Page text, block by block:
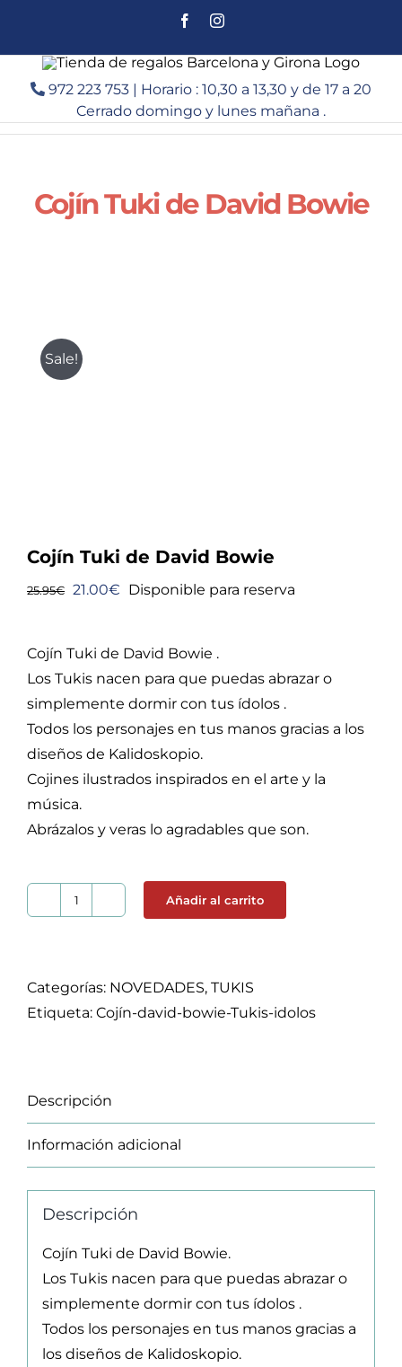
contenido
FacebookInstagram
972 223 753 | Horario : 10,30 a 13,30 y de 17 a 20
Cerrado domingo y lunes mañana .
Cojín Tuki de David Bowie
Sale!
Cojín Tuki de David Bowie
25.95€ El
era:
25.95€.
21.00€ El
es:
21.00€.
Disponible para reserva
Cojín Tuki de David Bowie .
Los Tukis nacen para que puedas abrazar o
simplemente dormir con tus ídolos .
Todos los personajes en tus manos gracias a los
diseños de Kalidoskopio.
Cojines ilustrados inspirados en el arte y la
música.
Abrázalos y veras lo agradables que son.
David
Bowie
Añadir al carrito
Categorías: NOVEDADES, TUKIS
Etiqueta: Cojín-david-bowie-Tukis-idolos
Descripción
Información adicional
Descripción
Cojín Tuki de David Bowie.
Los Tukis nacen para que puedas abrazar o
simplemente dormir con tus ídolos .
Todos los personajes en tus manos gracias a
los diseños de Kalidoskopio.